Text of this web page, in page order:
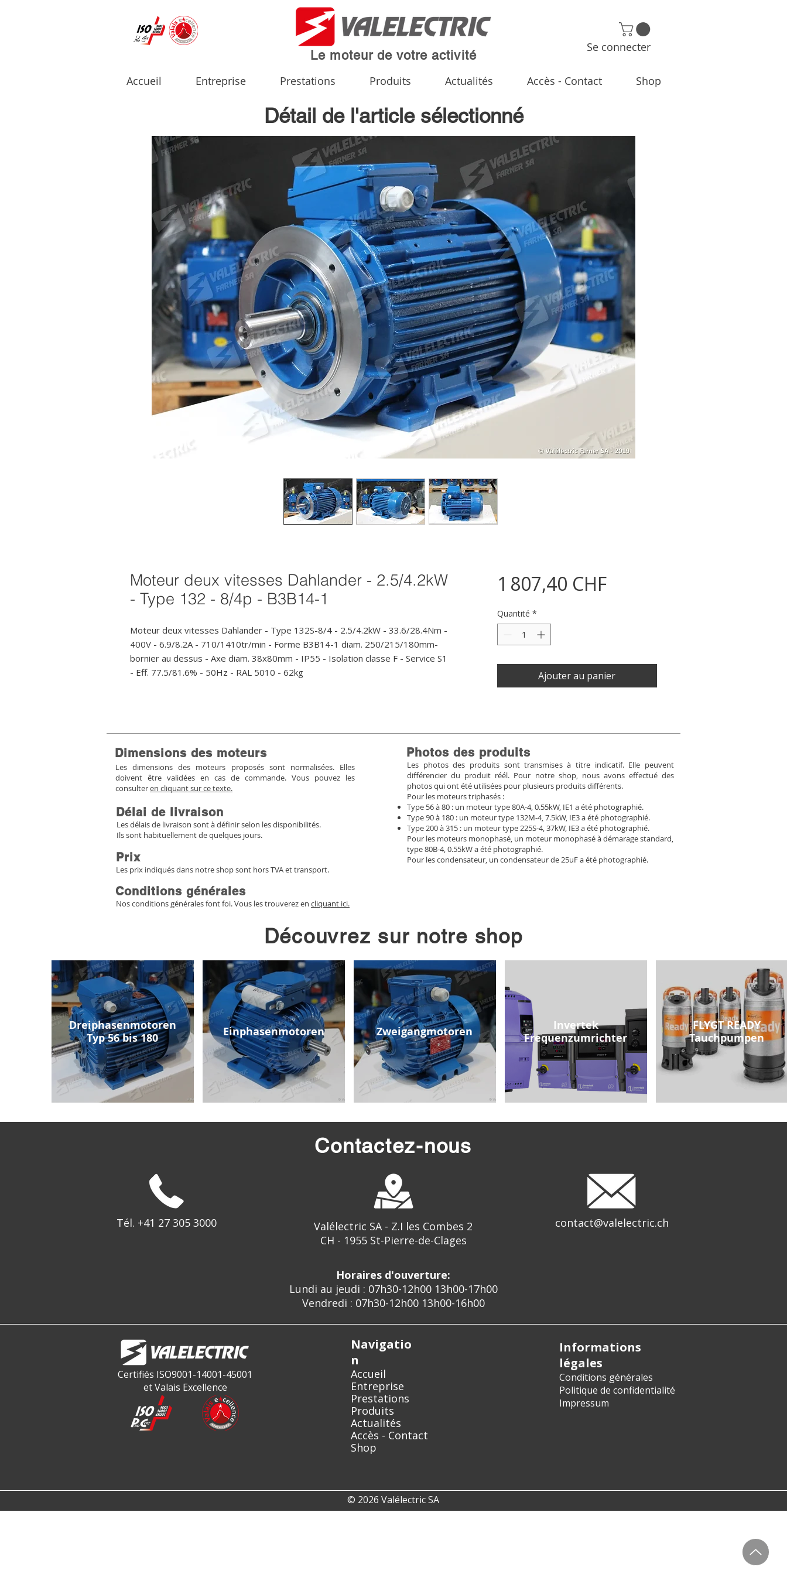
Le moteur de votre activité
Se connecter
Accueil Entreprise Prestations Produits Actualités Accès - Contact Shop
Détail de l'article sélectionné
Moteur deux vitesses Dahlander - 2.5/4.2kW
- Type 132 - 8/4p - B3B14-1
Moteur deux vitesses Dahlander - Type 132S-8/4 - 2.5/4.2kW - 33.6/28.4Nm -
400V - 6.9/8.2A - 710/1410tr/min - Forme B3B14-1 diam. 250/215/180mm-
bornier au dessus - Axe diam. 38x80mm - IP55 - Isolation classe F - Service S1
- Eff. 77.5/81.6% - 50Hz - RAL 5010 - 62kg
1 807,40 CHFPrix
Quantité *
Ajouter au panier
Dimensions des moteurs
Les dimensions des moteurs proposés sont normalisées. Elles
doivent être validées en cas de commande. Vous pouvez les
consulteren cliquant sur ce texte.
Délai de livraison
Les délais de livraison sont à définir selon les disponibilités.
Ils sont habituellement de quelques jours.
Prix
Les prix indiqués dans notre shop sont hors TVA et transport.
Conditions générales
Nos conditions générales font foi. Vous les trouverez en cliquant ici.
Photos des produits
Les photos des produits sont transmises à titre indicatif. Elle peuvent
différencier du produit réél. Pour notre shop, nous avons effectué des
photos qui ont été utilisées pour plusieurs produits différents.
Pour les moteurs triphasés :
Type 56 à 80 : un moteur type 80A-4, 0.55kW, IE1 a été photographié.
Type 90 à 180 : un moteur type 132M-4, 7.5kW, IE3 a été photographié.
Type 200 à 315 : un moteur type 225S-4, 37kW, IE3 a été photographié.
Pour les moteurs monophasé, un moteur monophasé à démarage standard,
type 80B-4, 0.55kW a été photographié.
Pour les condensateur, un condensateur de 25uF a été photographié.
Découvrez sur notre shop
Dreiphasenmotoren
Typ 56 bis 180
Einphasenmotoren Zweigangmotoren
Invertek
Frequenzumrichter
FLYGT READY
Tauchpumpen
Contactez-nous
Tél. +41 27 305 3000
Valélectric SA - Z.I les Combes 2
CH - 1955 St-Pierre-de-Clages
contact@valelectric.ch
Horaires d'ouverture:
Lundi au jeudi : 07h30-12h00 13h00-17h00
Vendredi : 07h30-12h00 13h00-16h00
Certifiés ISO9001-14001-45001
et Valais Excellence
Navigatio
n
Accueil
Entreprise
Prestations
Produits
Actualités
Accès - Contact
Shop
Informations
légales
Conditions générales
Politique de confidentialité
Impressum
© 2026 Valélectric SA